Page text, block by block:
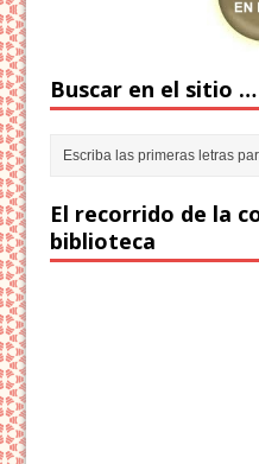
Buscar en el sitio …
El recorrido de la
biblioteca